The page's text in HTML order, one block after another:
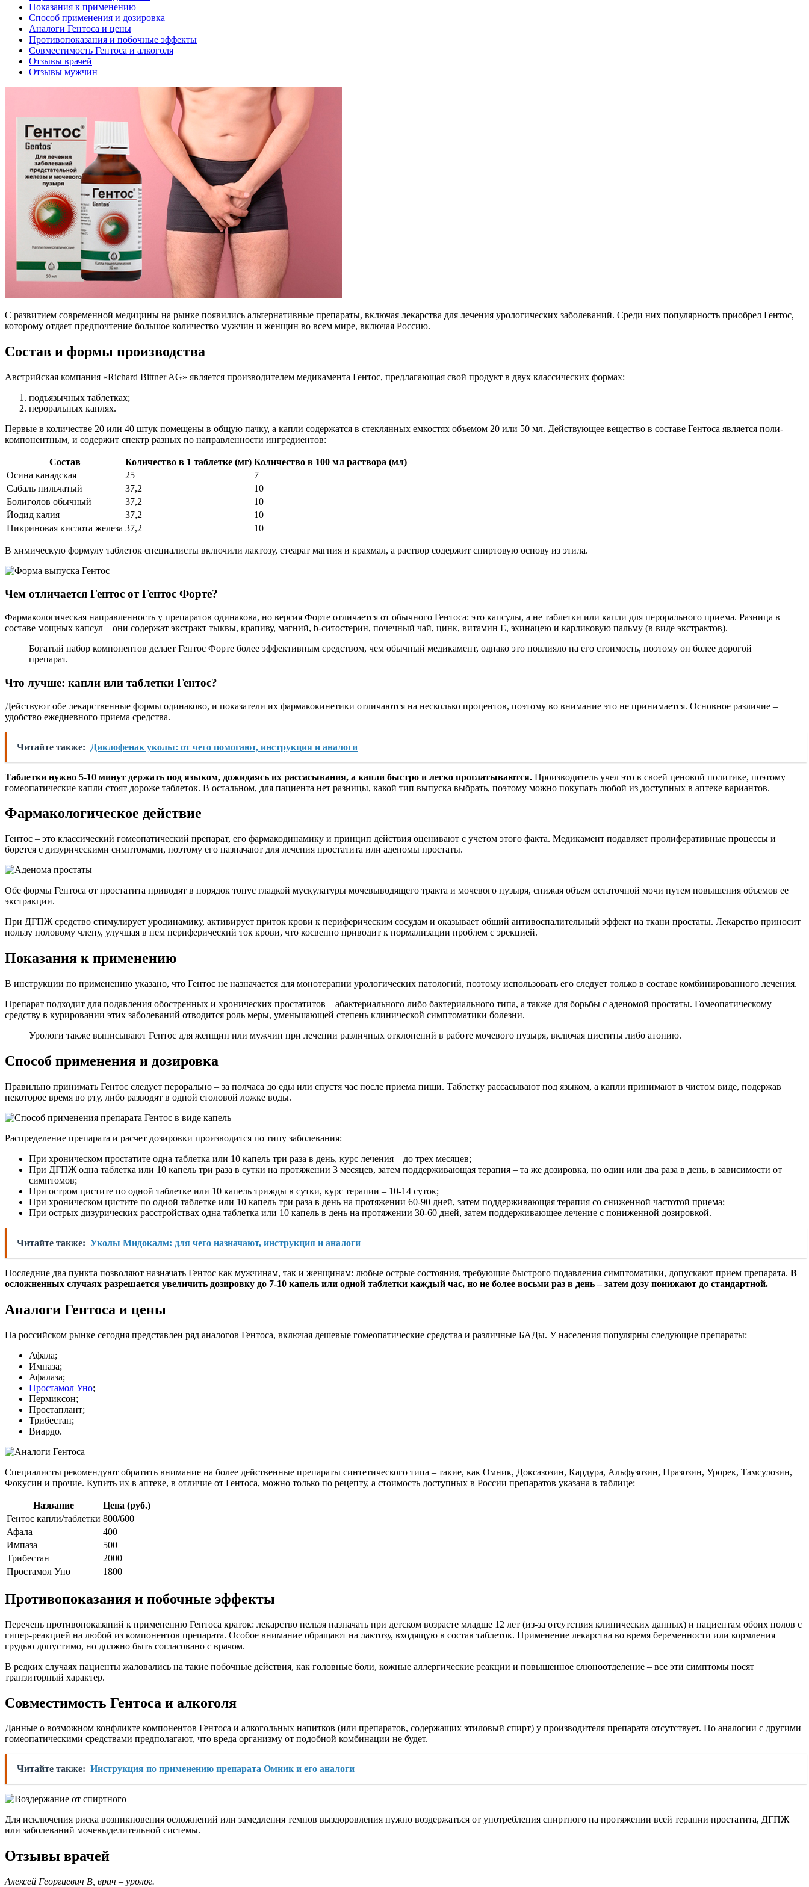
Показания к применению
Способ применения и дозировка
Аналоги Гентоса и цены
Противопоказания и побочные эффекты
Совместимость Гентоса и алкоголя
Отзывы врачей
Отзывы мужчин
С развитием современной медицины на рынке появились альтернативные препараты, включая лекарства для лечения урологических заболеваний. Среди них популярность приобрел Гентос,
которому отдает предпочтение большое количество мужчин и женщин во всем мире, включая Россию.
Состав и формы производства
Австрийская компания «Richard Bittner AG» является производителем медикамента Гентос, предлагающая свой продукт в двух классических формах:
подъязычных таблетках;
пероральных каплях.
Первые в количестве 20 или 40 штук помещены в общую пачку, а капли содержатся в стеклянных емкостях объемом 20 или 50 мл. Действующее вещество в составе Гентоса является поли-
компонентным, и содержит спектр разных по направленности ингредиентов:
Состав Количество в 1 таблетке (мг) Количество в 100 мл раствора (мл)
Осина канадская
25
7
Сабаль пильчатый
37,2
10
Болиголов обычный
37,2
10
Йодид калия
37,2
10
Пикриновая кислота железа 37,2 10
В химическую формулу таблеток специалисты включили лактозу, стеарат магния и крахмал, а раствор содержит спиртовую основу из этила.
Чем отличается Гентос от Гентос Форте?
Фармакологическая направленность у препаратов одинакова, но версия Форте отличается от обычного Гентоса: это капсулы, а не таблетки или капли для перорального приема. Разница в
составе мощных капсул – они содержат экстракт тыквы, крапиву, магний, b-ситостерин, почечный чай, цинк, витамин Е, эхинацею и карликовую пальму (в виде экстрактов).
Богатый набор компонентов делает Гентос Форте более эффективным средством, чем обычный медикамент, однако это повлияло на его стоимость, поэтому он более дорогой
препарат.
Что лучше: капли или таблетки Гентос?
Действуют обе лекарственные формы одинаково, и показатели их фармакокинетики отличаются на несколько процентов, поэтому во внимание это не принимается. Основное различие –
удобство ежедневного приема средства.
Читайте также: Диклофенак уколы: от чего помогают, инструкция и аналоги
Таблетки нужно 5-10 минут держать под языком, дожидаясь их рассасывания, а капли быстро и легко проглатываются. Производитель учел это в своей ценовой политике, поэтому
гомеопатические капли стоят дороже таблеток. В остальном, для пациента нет разницы, какой тип выпуска выбрать, поэтому можно покупать любой из доступных в аптеке вариантов.
Фармакологическое действие
Гентос – это классический гомеопатический препарат, его фармакодинамику и принцип действия оценивают с учетом этого факта. Медикамент подавляет пролиферативные процессы и
борется с дизурическими симптомами, поэтому его назначают для лечения простатита или аденомы простаты.
Обе формы Гентоса от простатита приводят в порядок тонус гладкой мускулатуры мочевыводящего тракта и мочевого пузыря, снижая объем остаточной мочи путем повышения объемов ее
экстракции.
При ДГПЖ средство стимулирует уродинамику, активирует приток крови к периферическим сосудам и оказывает общий антивоспалительный эффект на ткани простаты. Лекарство приносит
пользу половому члену, улучшая в нем периферический ток крови, что косвенно приводит к нормализации проблем с эрекцией.
Показания к применению
В инструкции по применению указано, что Гентос не назначается для монотерапии урологических патологий, поэтому использовать его следует только в составе комбинированного лечения.
Препарат подходит для подавления обостренных и хронических простатитов – абактериального либо бактериального типа, а также для борьбы с аденомой простаты. Гомеопатическому
средству в курировании этих заболеваний отводится роль меры, уменьшающей степень клинической симптоматики болезни.
Урологи также выписывают Гентос для женщин или мужчин при лечении различных отклонений в работе мочевого пузыря, включая циститы либо атонию.
Способ применения и дозировка
Правильно принимать Гентос следует перорально – за полчаса до еды или спустя час после приема пищи. Таблетку рассасывают под языком, а капли принимают в чистом виде, подержав
некоторое время во рту, либо разводят в одной столовой ложке воды.
Распределение препарата и расчет дозировки производится по типу заболевания:
При хроническом простатите одна таблетка или 10 капель три раза в день, курс лечения – до трех месяцев;
При ДГПЖ одна таблетка или 10 капель три раза в сутки на протяжении 3 месяцев, затем поддерживающая терапия – та же дозировка, но один или два раза в день, в зависимости от
симптомов;
При остром цистите по одной таблетке или 10 капель трижды в сутки, курс терапии – 10-14 суток;
При хроническом цистите по одной таблетке или 10 капель три раза в день на протяжении 60-90 дней, затем поддерживающая терапия со сниженной частотой приема;
При острых дизурических расстройствах одна таблетка или 10 капель в день на протяжении 30-60 дней, затем поддерживающее лечение с пониженной дозировкой.
Читайте также: Уколы Мидокалм: для чего назначают, инструкция и аналоги
Последние два пункта позволяют назначать Гентос как мужчинам, так и женщинам: любые острые состояния, требующие быстрого подавления симптоматики, допускают прием препарата. В
осложненных случаях разрешается увеличить дозировку до 7-10 капель или одной таблетки каждый час, но не более восьми раз в день – затем дозу понижают до стандартной.
Аналоги Гентоса и цены
На российском рынке сегодня представлен ряд аналогов Гентоса, включая дешевые гомеопатические средства и различные БАДы. У населения популярны следующие препараты:
Афала;
Импаза;
Афалаза;
Простамол Уно;
Пермиксон;
Простаплант;
Трибестан;
Виардо.
Специалисты рекомендуют обратить внимание на более действенные препараты синтетического типа – такие, как Омник, Доксазозин, Кардура, Альфузозин, Празозин, Урорек, Тамсулозин,
Фокусин и прочие. Купить их в аптеке, в отличие от Гентоса, можно только по рецепту, а стоимость доступных в России препаратов указана в таблице:
Название
Цена (руб.)
Гентос капли/таблетки 800/600
Афала
400
Импаза
500
Трибестан
2000
Простамол Уно
1800
Противопоказания и побочные эффекты
Перечень противопоказаний к применению Гентоса краток: лекарство нельзя назначать при детском возрасте младше 12 лет (из-за отсутствия клинических данных) и пациентам обоих полов с
гипер-реакцией на любой из компонентов препарата. Особое внимание обращают на лактозу, входящую в состав таблеток. Применение лекарства во время беременности или кормления
грудью допустимо, но должно быть согласовано с врачом.
В редких случаях пациенты жаловались на такие побочные действия, как головные боли, кожные аллергические реакции и повышенное слюноотделение – все эти симптомы носят
транзиторный характер.
Совместимость Гентоса и алкоголя
Данные о возможном конфликте компонентов Гентоса и алкогольных напитков (или препаратов, содержащих этиловый спирт) у производителя препарата отсутствует. По аналогии с другими
гомеопатическими средствами предполагают, что вреда организму от подобной комбинации не будет.
Читайте также: Инструкция по применению препарата Омник и его аналоги
Для исключения риска возникновения осложнений или замедления темпов выздоровления нужно воздержаться от употребления спиртного на протяжении всей терапии простатита, ДГПЖ
или заболеваний мочевыделительной системы.
Отзывы врачей
Алексей Георгиевич В, врач – уролог.